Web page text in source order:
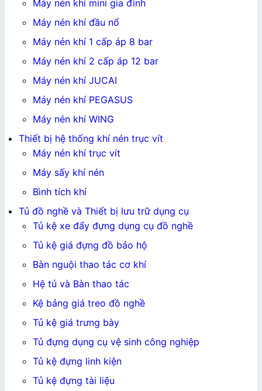
Máy nén khí mini gia đình
Máy nén khí đầu nổ
Máy nén khí 1 cấp áp 8 bar
Máy nén khí 2 cấp áp 12 bar
Máy nén khí JUCAI
Máy nén khí PEGASUS
Máy nén khí WING
Thiết bị hệ thống khí nén trục vít
Máy nén khí trục vít
Máy sấy khí nén
Bình tích khí
Tủ đồ nghề và Thiết bị lưu trữ dụng cụ
Tủ kệ xe đẩy đựng dụng cụ đồ nghề
Tủ kệ giá đựng đồ bảo hộ
Bàn nguội thao tác cơ khí
Hệ tủ và Bàn thao tác
Kệ bảng giá treo đồ nghề
Tủ kệ giá trưng bày
Tủ đựng dụng cụ vệ sinh công nghiệp
Tủ kệ đựng linh kiện
Tủ kệ đựng tài liệu